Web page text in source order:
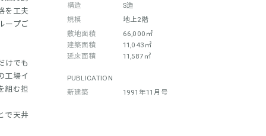
を工夫
ープご
けでも
工場イ
組む担
で天井
構造
S造
規模
地上2階
敷地面積
建築面積
延床面積
66,000㎡
11,043㎡
11,587㎡
PUBLICATION
新建築
1991年11月号